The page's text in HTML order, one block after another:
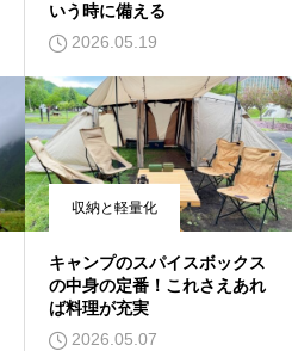
いう時に備える
2026.05.19
収納と軽量化
キャンプのスパイスボックス
の中身の定番！これさえあれ
ば料理が充実
2026.05.07